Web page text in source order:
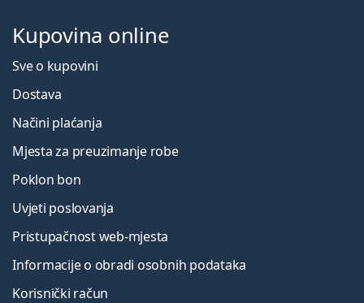
Kupovina online
Sve o kupovini
Dostava
Načini plaćanja
Mjesta za preuzimanje robe
Poklon bon
Uvjeti poslovanja
Pristupačnost web-mjesta
Informacije o obradi osobnih podataka
Korisnički račun